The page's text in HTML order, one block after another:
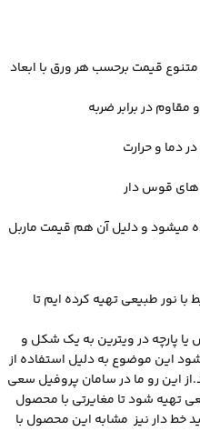
قیمت برحسب هر ورق با ابعاد
در برابر ضربه
دما و حرارت
های قوس دار
میشود و دلیل آن هم قیمت ماربل
نور طبیعی تهیه کرده ایم تا
یا پارچه در ویترین به یک شکل و
این موضوع به دلیل استفاده از
این رو ما در سامان پروفیل سعی
تهیه شود تا مغایرتی با محصول
خط دارنیز مشابه این محصول با